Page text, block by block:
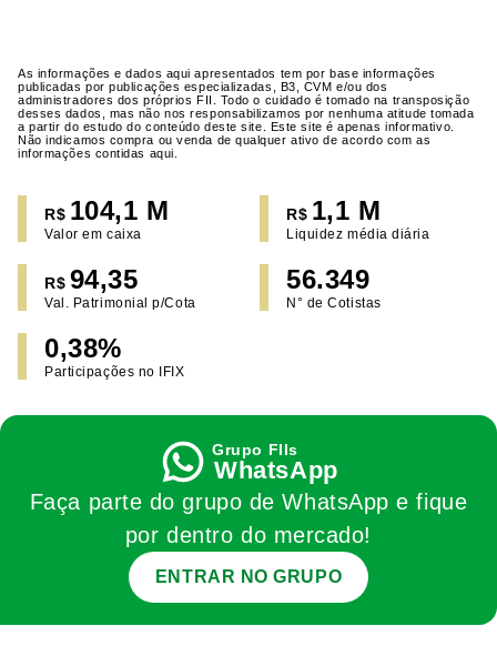
As informações e dados aqui apresentados tem por base informações
publicadas por publicações especializadas, B3, CVM e/ou dos
administradores dos próprios FII. Todo o cuidado é tomado na transposição
desses dados, mas não nos responsabilizamos por nenhuma atitude tomada
a partir do estudo do conteúdo deste site. Este site é apenas informativo.
Não indicamos compra ou venda de qualquer ativo de acordo com as
informações contidas aqui.
R$ 104,1 M
Valor em caixa
R$ 1,1 M
Liquidez média diária
R$ 94,35
Val. Patrimonial p/Cota
56.349
N° de Cotistas
0,38%
Participações no IFIX
WhatsApp
Faça parte do grupo de WhatsApp e fique
por dentro do mercado!
ENTRAR NO GRUPO